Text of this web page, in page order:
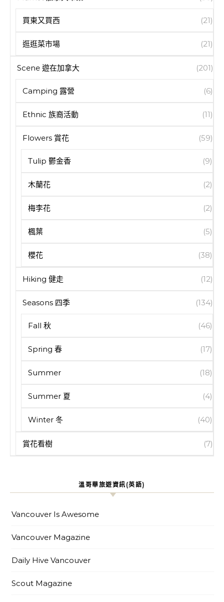
買東又買西 (21)
逛逛菜市場 (21)
Scene 遊在加拿大 (201)
Camping 露營 (6)
Ethnic 族裔活動 (11)
Flowers 賞花 (59)
Tulip 鬱金香 (9)
木蘭花 (2)
梅李花 (2)
楓葉 (5)
櫻花 (38)
Hiking 健走 (12)
Seasons 四季 (134)
Fall 秋 (46)
Spring 春 (17)
Summer (18)
Summer 夏 (4)
Winter 冬 (40)
賞花看樹 (7)
溫哥華旅遊資訊(英語)
Vancouver Is Awesome
Vancouver Magazine
Daily Hive Vancouver
Scout Magazine